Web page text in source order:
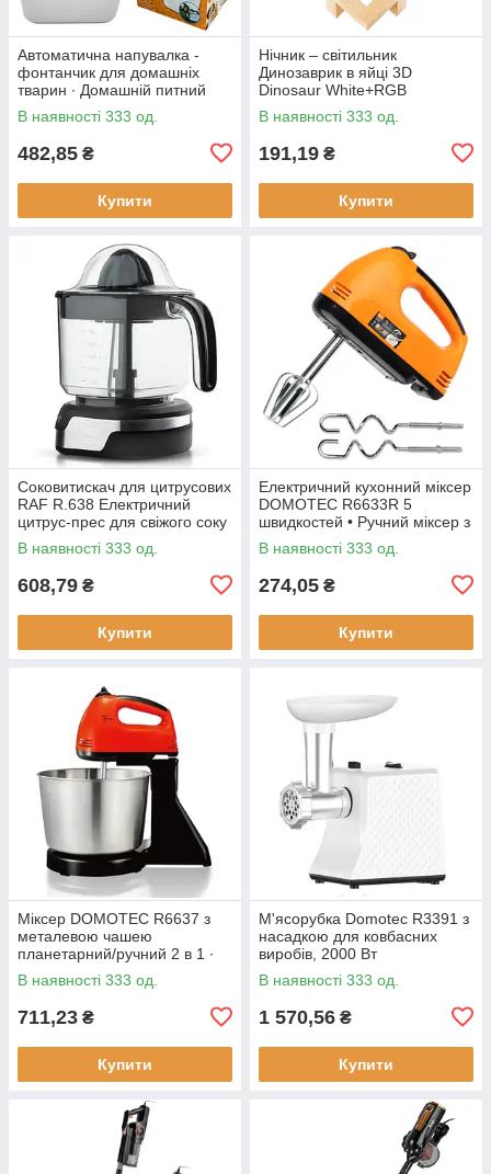
Автоматична напувалка -
фонтанчик для домашніх
тварин ∙ Домашній питний
фонтан із чашею для котів та
собак Pet Water FOUNTAIN
В наявності 333 од.
482,85 ₴
Купити
Нічник – світильник
Динозаврик в яйці 3D
Dinosaur White+RGB
Настільна акумуляторна LED
лампа з пультом ДУ
В наявності 333 од.
191,19 ₴
Купити
Соковитискач для цитрусових
RAF R.638 Електричний
цитрус-прес для свіжого соку
В наявності 333 од.
608,79 ₴
Купити
Електричний кухонний міксер
DOMOTEC R6633R 5
швидкостей • Ручний міксер з
насадками для збивання та
замішування тіста
В наявності 333 од.
274,05 ₴
Купити
Міксер DOMOTEC R6637 з
металевою чашею
планетарний/ручний 2 в 1 ∙
Червоний/білий/
помаранчевий
В наявності 333 од.
711,23 ₴
Купити
М'ясорубка Domotec R3391 з
насадкою для ковбасних
виробів, 2000 Вт
В наявності 333 од.
1 570,56 ₴
Купити